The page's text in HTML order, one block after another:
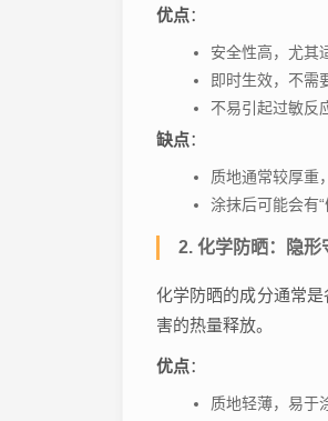
优点：
安全性高，尤其
即时生效，不需
不易引起过敏反
缺点：
质地通常较厚重
涂抹后可能会有
2. 化学防晒：隐形
化学防晒的成分通常
害的热量释放。
优点：
质地轻薄，易于